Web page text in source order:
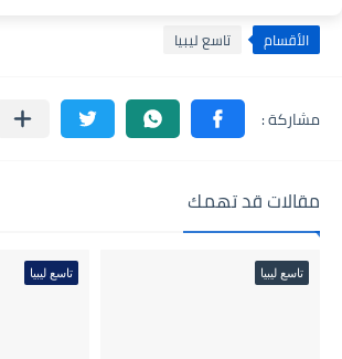
الأقسام تاسع ليبيا
مقالات قد تهمك
تاسع ليبيا تاسع ليبيا